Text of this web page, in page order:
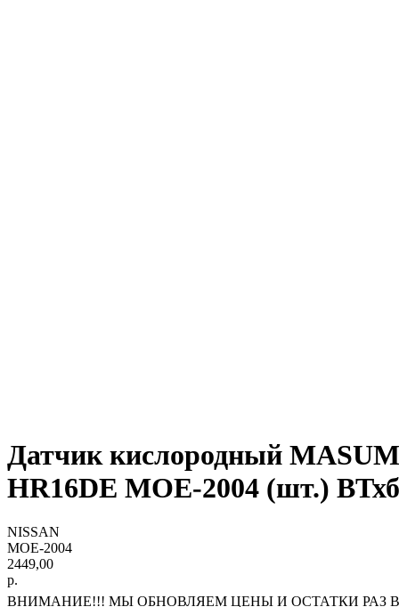
Датчик кислородный
HR16DE MOE-2004 (шт.)
NISSAN
MOE-2004
2449,00
р.
ВНИМАНИЕ!!! МЫ ОБНОВЛЯЕМ ЦЕНЫ И ОСТАТКИ РАЗ